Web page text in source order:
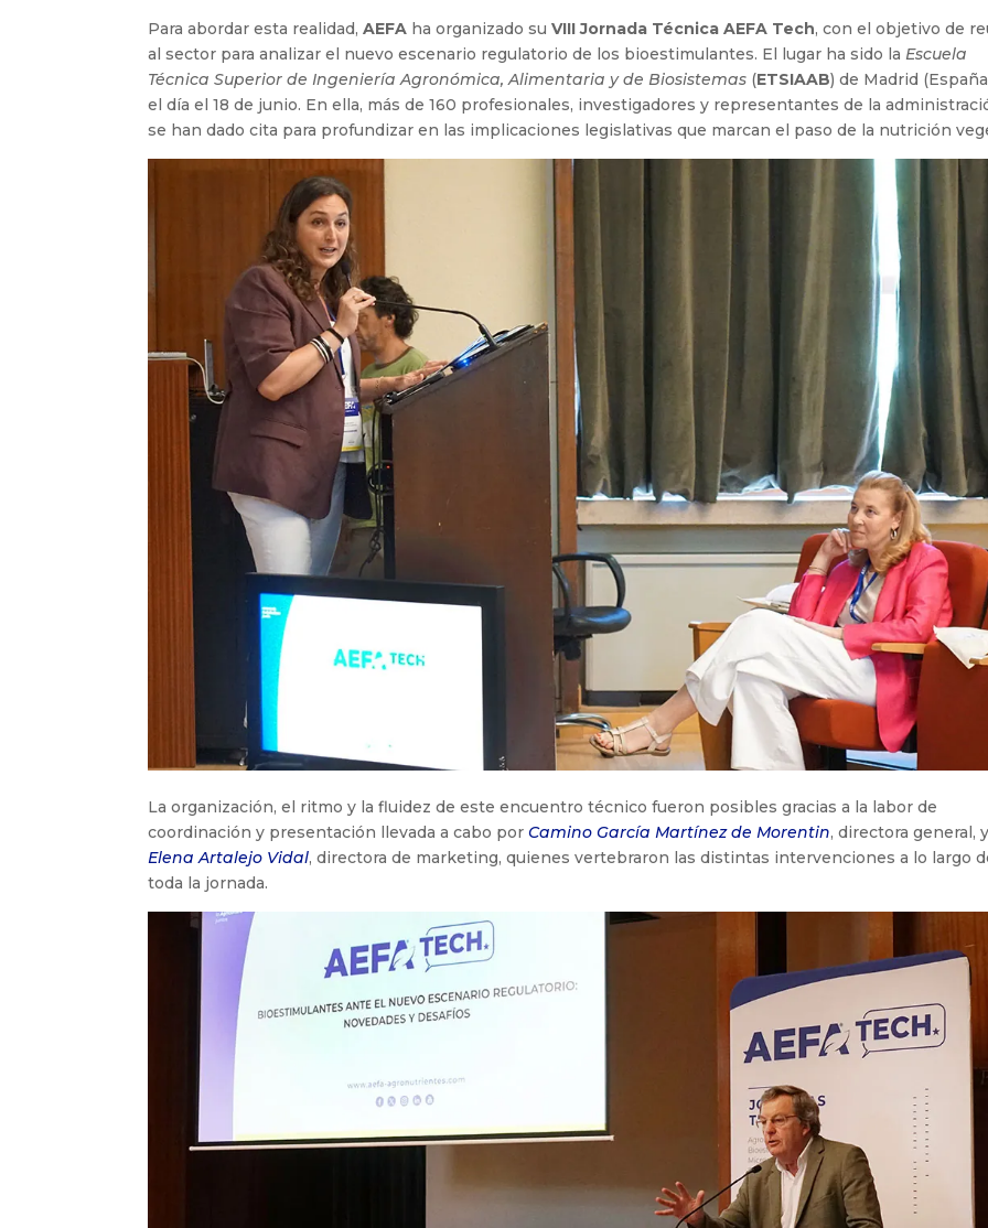
Para abordar esta realidad,AEFA ha organizado suVIII Jornada Técnica AEFA Tech, con el objetivo de
al sector para analizar el nuevo escenario regulatorio de los bioestimulantes. El lugar ha sido laEscuela
Técnica Superior de Ingeniería Agronómica, Alimentaria y de Biosistemas (ETSIAAB) de Madrid
el día el 18 de junio. En ella, más de 160 profesionales, investigadores y representantes de la
se han dado cita para profundizar en las implicaciones legislativas que marcan el paso de la nutrición
La organización, el ritmo y la fluidez de este encuentro técnico fueron posibles gracias a la labor de
coordinación y presentación llevada a cabo porCamino García Martínez de Morentin, directora general,
Elena Artalejo Vidal, directora de marketing, quienes vertebraron las distintas intervenciones a lo largo
toda la jornada.